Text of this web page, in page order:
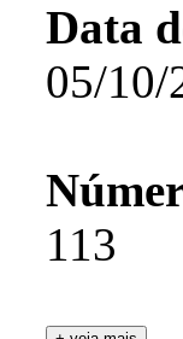
Data
05/10/
113